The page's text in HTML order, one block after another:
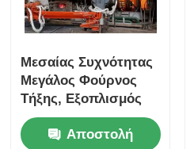
Μεσαίας Συχνότητας
Μεγάλος Φούρνος
Τήξης, Εξοπλισμός
Τήξης Μετάλλων
250KW Αποστολή